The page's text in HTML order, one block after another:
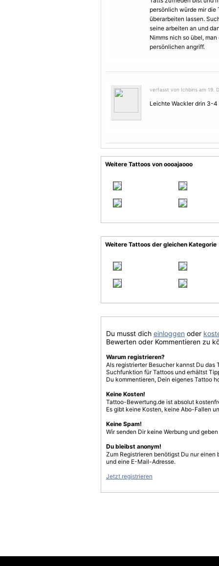
persönlich würde mir
überarbeiten lassen.
seine arbeiten an und
Nimms nich so übel,
persönlichen angriff.
verfasst von Ichbins am 19.
Leichte Wackler drin 3-4
Weitere Tattoos von oooajaooo
Weitere Tattoos der gleichen Kategorie
Du musst dich einloggen oder
Bewerten oder Kommentieren zu
Warum registrieren?
Als registrierter Besucher kannst Du
Suchfunktion für Tattoos und erhältst
Du kommentieren, Dein eigenes Tattoo
Keine Kosten!
Tattoo-Bewertung.de ist absolut
Es gibt keine Kosten, keine Abo-Fallen
Keine Spam!
Wir senden Dir keine Werbung und
Du bleibst anonym!
Zum Registrieren benötigst Du nur einen
und eine E-Mail-Adresse.
Jetzt registrieren